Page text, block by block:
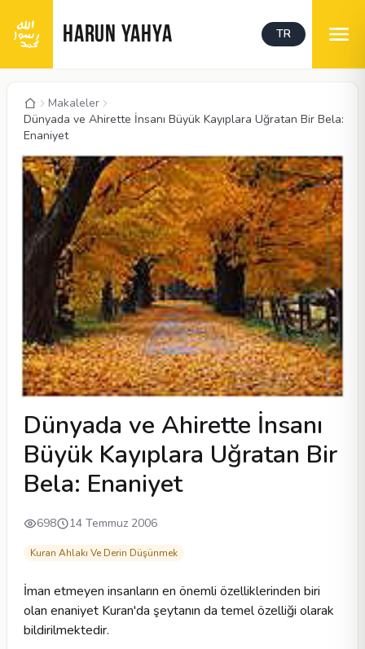
HARUN YAHYA TR
Makaleler
Dünyada ve Ahirette İnsanı Büyük Kayıplara Uğratan Bir Bela:
Enaniyet
Dünyada ve Ahirette İnsanı
Büyük Kayıplara Uğratan Bir
Bela: Enaniyet
698 14 Temmuz 2006
Kuran Ahlakı Ve Derin Düşünmek
İman etmeyen insanların en önemli özelliklerinden biri
olan enaniyet Kuran'da şeytanın da temel özelliği olarak
bildirilmektedir.